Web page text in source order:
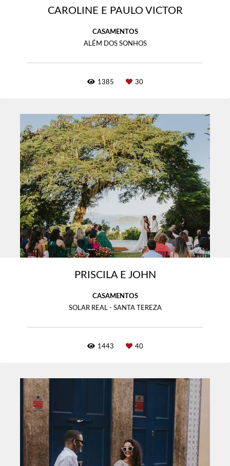
CAROLINE E PAULO VICTOR
CASAMENTOS
ALÉM DOS SONHOS
1385 30
PRISCILA E JOHN
CASAMENTOS
SOLAR REAL - SANTA TEREZA
1443 40